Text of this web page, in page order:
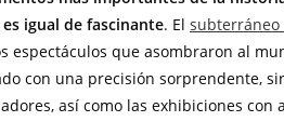
igual de fascinante. El subterráneo
espectáculos que asombraron al
con una precisión sorprendente,
así como las exhibiciones con